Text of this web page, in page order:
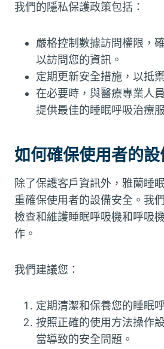
我們的隱私保護政策包括：
嚴格控制數據訪問權限，
以訪問您的資訊。
定期更新安全措施，以抵
在必要時，與醫療專業人
提供最佳的睡眠呼吸治療
如何確保使用者的
除了保護客戶資訊外，雅蘭睡
重確保使用者的設備安全。我
檢查和維護睡眠呼吸機和呼吸
作。
我們建議您：
定期清潔和保養您的睡眠
按照正確的使用方法操作
當導致的安全問題。